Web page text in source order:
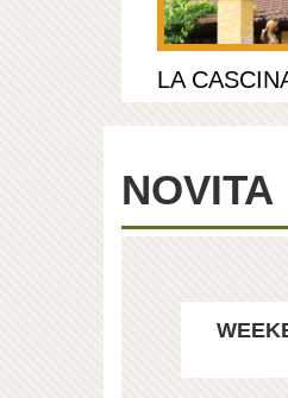
LA
NOVITA